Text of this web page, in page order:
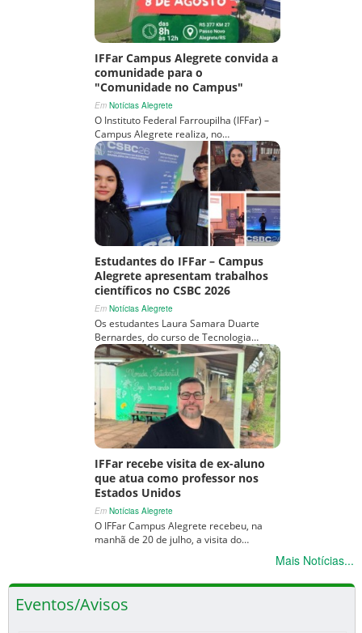
IFFar Campus Alegrete convida a
comunidade para o
"Comunidade no Campus"
Em Notícias Alegrete
O Instituto Federal Farroupilha (IFFar) –
Campus Alegrete realiza, no…
Estudantes do IFFar – Campus
Alegrete apresentam trabalhos
científicos no CSBC 2026
Em Notícias Alegrete
Os estudantes Laura Samara Duarte
Bernardes, do curso de Tecnologia…
IFFar recebe visita de ex-aluno
que atua como professor nos
Estados Unidos
Em Notícias Alegrete
O IFFar Campus Alegrete recebeu, na
manhã de 20 de julho, a visita do…
Mais Notícias...
Eventos/Avisos